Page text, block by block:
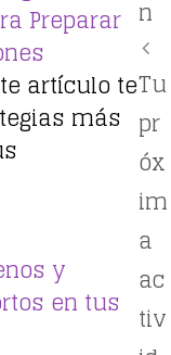
Preparar
artículo te
más
y
en tus
n
Tu
pr
óx
im
a
ac
tiv